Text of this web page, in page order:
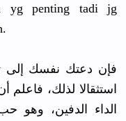
yg penting tadi jg
فإن دعتك نفسك إلى
استثقالا لذلك،
الداء الدفين، وهو